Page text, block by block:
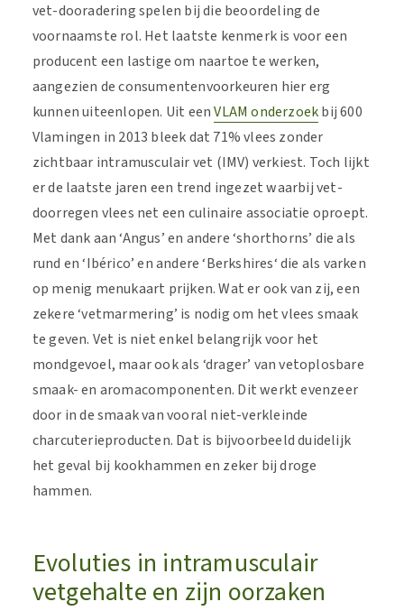
vet-dooradering spelen bij die beoordeling de
voornaamste rol. Het laatste kenmerk is voor een
producent een lastige om naartoe te werken,
aangezien de consumentenvoorkeuren hier erg
kunnen uiteenlopen. Uit eenVLAM onderzoekbij 600
Vlamingen in 2013 bleek dat 71% vlees zonder
zichtbaar intramusculair vet (IMV) verkiest. Toch lijkt
er de laatste jaren een trend ingezet waarbij vet-
doorregen vlees net een culinaire associatie oproept.
Met dank aan ‘Angus’ en andere ‘shorthorns’ die als
rund en ‘Ibérico’ en andere ‘Berkshires‘ die als varken
op menig menukaart prijken. Wat er ook van zij, een
zekere ‘vetmarmering’ is nodig om het vlees smaak
te geven. Vet is niet enkel belangrijk voor het
mondgevoel, maar ook als ‘drager’ van vetoplosbare
smaak- en aromacomponenten. Dit werkt evenzeer
door in de smaak van vooral niet-verkleinde
charcuterieproducten. Dat is bijvoorbeeld duidelijk
het geval bij kookhammen en zeker bij droge
hammen.
Evoluties in intramusculair
vetgehalte en zijn oorzaken